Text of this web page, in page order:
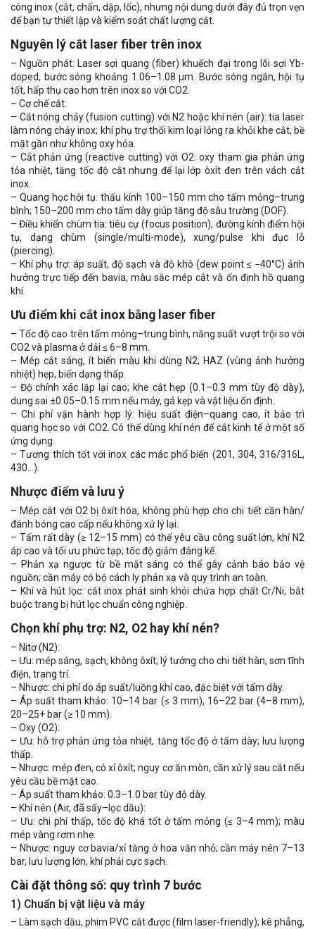
công inox (cắt, chấn, dập, lốc), nhưng nội dung dưới đây đủ trọn vẹn
để bạn tự thiết lập và kiểm soát chất lượng cắt.
Nguyên lý cắt laser fiber trên inox
– Nguồn phát: Laser sợi quang (fiber) khuếch đại trong lõi sợi Yb-
doped, bước sóng khoảng 1.06–1.08 μm. Bước sóng ngắn, hội tụ
tốt, hấp thụ cao hơn trên inox so với CO2.
– Cơ chế cắt:
– Cắt nóng chảy (fusion cutting) với N2 hoặc khí nén (air): tia laser
làm nóng chảy inox; khí phụ trợ thổi kim loại lỏng ra khỏi khe cắt, bề
mặt gần như không oxy hóa.
– Cắt phản ứng (reactive cutting) với O2: oxy tham gia phản ứng
tỏa nhiệt, tăng tốc độ cắt nhưng để lại lớp ôxít đen trên vách cắt
inox.
– Quang học hội tụ: thấu kính 100–150 mm cho tấm mỏng–trung
bình; 150–200 mm cho tấm dày giúp tăng độ sâu trường (DOF).
– Điều khiển chùm tia: tiêu cự (focus position), đường kính điểm hội
tụ, dạng chùm (single/multi-mode), xung/pulse khi đục lỗ
(piercing).
– Khí phụ trợ: áp suất, độ sạch và độ khô (dew point ≤ −40°C) ảnh
hưởng trực tiếp đến bavia, màu sắc mép cắt và ổn định hồ quang
khí.
Ưu điểm khi cắt inox bằng laser fiber
– Tốc độ cao trên tấm mỏng–trung bình, năng suất vượt trội so với
CO2 và plasma ở dải ≤ 6–8 mm.
– Mép cắt sáng, ít biến màu khi dùng N2; HAZ (vùng ảnh hưởng
nhiệt) hẹp, biến dạng thấp.
– Độ chính xác lặp lại cao; khe cắt hẹp (0.1–0.3 mm tùy độ dày),
dung sai ±0.05–0.15 mm nếu máy, gá kẹp và vật liệu ổn định.
– Chi phí vận hành hợp lý: hiệu suất điện–quang cao, ít bảo trì
quang học so với CO2. Có thể dùng khí nén để cắt kinh tế ở một số
ứng dụng.
– Tương thích tốt với inox các mác phổ biến (201, 304, 316/316L,
430…).
Nhược điểm và lưu ý
– Mép cắt với O2 bị ôxít hóa, không phù hợp cho chi tiết cần hàn/
đánh bóng cao cấp nếu không xử lý lại.
– Tấm rất dày (≥ 12–15 mm) có thể yêu cầu công suất lớn, khí N2
áp cao và tối ưu phức tạp; tốc độ giảm đáng kể.
– Phản xạ ngược từ bề mặt sáng có thể gây cảnh báo bảo vệ
nguồn; cần máy có bộ cách ly phản xạ và quy trình an toàn.
– Khí và hút lọc: cắt inox phát sinh khói chứa hợp chất Cr/Ni; bắt
buộc trang bị hút lọc chuẩn công nghiệp.
Chọn khí phụ trợ: N2, O2 hay khí nén?
– Nitơ (N2):
– Ưu: mép sáng, sạch, không ôxít; lý tưởng cho chi tiết hàn, sơn tĩnh
điện, trang trí.
– Nhược: chi phí do áp suất/luồng khí cao, đặc biệt với tấm dày.
– Áp suất tham khảo: 10–14 bar (≤ 3 mm), 16–22 bar (4–8 mm),
20–25+ bar (≥ 10 mm).
– Oxy (O2):
– Ưu: hỗ trợ phản ứng tỏa nhiệt, tăng tốc độ ở tấm dày; lưu lượng
thấp.
– Nhược: mép đen, có xỉ ôxít; nguy cơ ăn mòn, cần xử lý sau cắt nếu
yêu cầu bề mặt cao.
– Áp suất tham khảo: 0.3–1.0 bar tùy độ dày.
– Khí nén (Air, đã sấy–lọc dầu):
– Ưu: chi phí thấp, tốc độ khá tốt ở tấm mỏng (≤ 3–4 mm); màu
mép vàng rơm nhẹ.
– Nhược: nguy cơ bavia/xỉ tăng ở hoa văn nhỏ; cần máy nén 7–13
bar, lưu lượng lớn, khí phải cực sạch.
Cài đặt thông số: quy trình 7 bước
1) Chuẩn bị vật liệu và máy
– Làm sạch dầu, phim PVC cắt được (film laser-friendly); kê phẳng,